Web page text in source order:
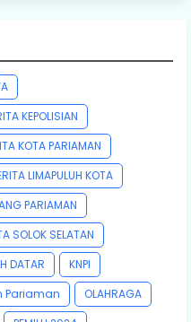
KEPOLISIAN
KOTA PARIAMAN
LIMAPULUH KOTA
PARIAMAN
SOLOK SELATAN
DATAR
KNPI
Pariaman
OLAHRAGA